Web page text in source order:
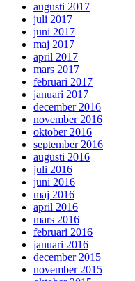
augusti 2017
juli 2017
juni 2017
maj 2017
april 2017
mars 2017
februari 2017
januari 2017
december 2016
november 2016
oktober 2016
september 2016
augusti 2016
juli 2016
juni 2016
maj 2016
april 2016
mars 2016
februari 2016
januari 2016
december 2015
november 2015